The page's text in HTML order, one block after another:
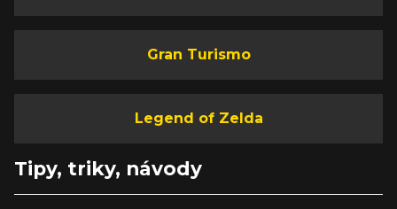
Gran Turismo
Legend of Zelda
Tipy, triky, návody